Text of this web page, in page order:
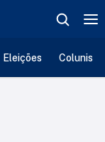
Eleições